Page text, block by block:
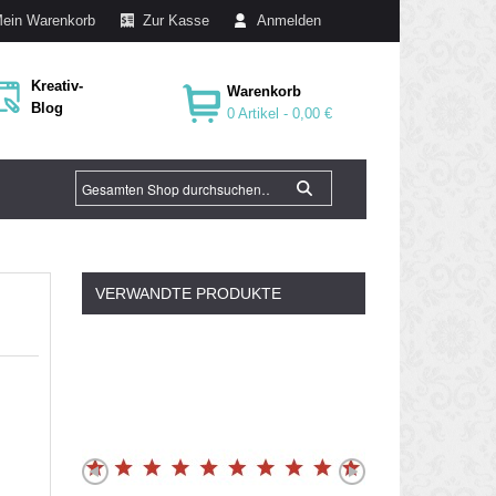
Warenkorb Zur Kasse Anmelden
Kreativ-
Blog
Warenkorb
0 Artikel -0,00 €
VERWANDTE PRODUKTE